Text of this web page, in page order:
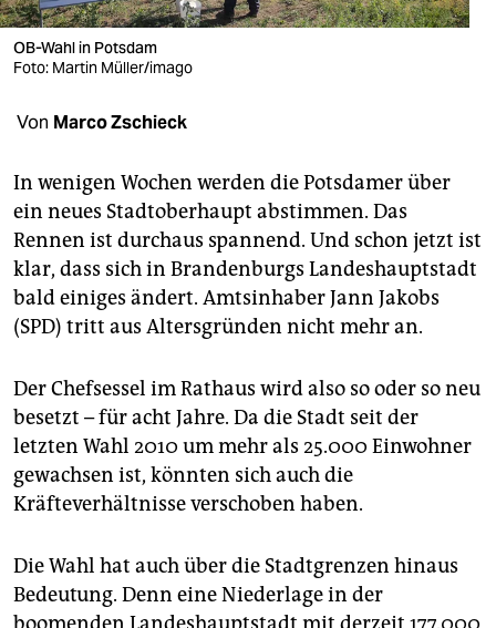
veranstaltungen
fragen & hilfe
unterstützen
abo
genossenschaft
epaper login
OB-Wahl in Potsdam
Foto: Martin Müller/imago
Von Marco Zschieck
In wenigen Wochen werden die Potsdamer über
ein neues Stadtoberhaupt abstimmen. Das
Rennen ist durchaus spannend. Und schon jetzt ist
klar, dass sich in Brandenburgs Landeshauptstadt
bald einiges ändert. Amtsinhaber Jann Jakobs
(SPD) tritt aus Altersgründen nicht mehr an.
Der Chefsessel im Rathaus wird also so oder so neu
besetzt – für acht Jahre. Da die Stadt seit der
letzten Wahl 2010 um mehr als 25.000 Einwohner
gewachsen ist, könnten sich auch die
Kräfteverhältnisse verschoben haben.
Die Wahl hat auch über die Stadtgrenzen hinaus
Bedeutung. Denn eine Niederlage in der